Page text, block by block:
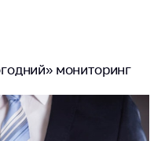
мониторинг